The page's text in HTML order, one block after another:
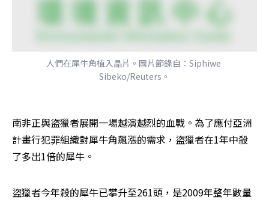
人們在犀牛角植入晶片。圖片節錄自：Siphiwe
Sibeko/Reuters。
南非正與盜獵者展開一場越演越烈的血戰。為了應付亞洲
計畫行犯罪組織對犀牛角飆漲的需求，盜獵者在1年中殺
了多出1倍的犀牛。
盜獵者今年殺的犀牛已攀升至261頭，是2009年整年數量